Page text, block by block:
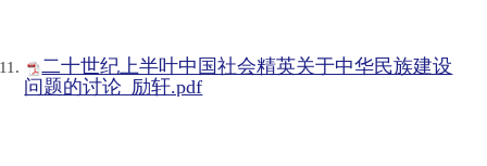
二十世纪上半叶中国社会精英关于中华民族建设
问题的讨论_励轩.pdf